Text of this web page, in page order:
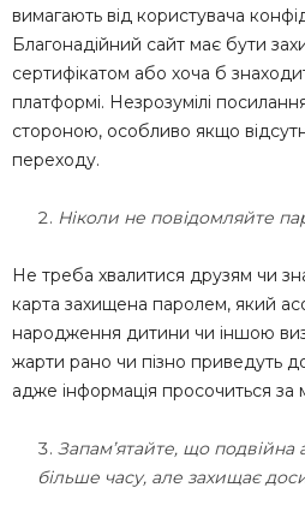
вимагають від користувача
Благонадійний сайт має бути
сертифікатом або хоча б
платформі. Незрозумілі
стороною, особливо якщо
переходу.
Ніколи не повідомляйте
Не треба хвалитися друзям чи
карта захищена паролем, який
народження дитини чи іншою
жарти рано чи пізно приведуть
адже інформація просочиться за
Запам’ятайте, що подвійна
більше часу, але захищає